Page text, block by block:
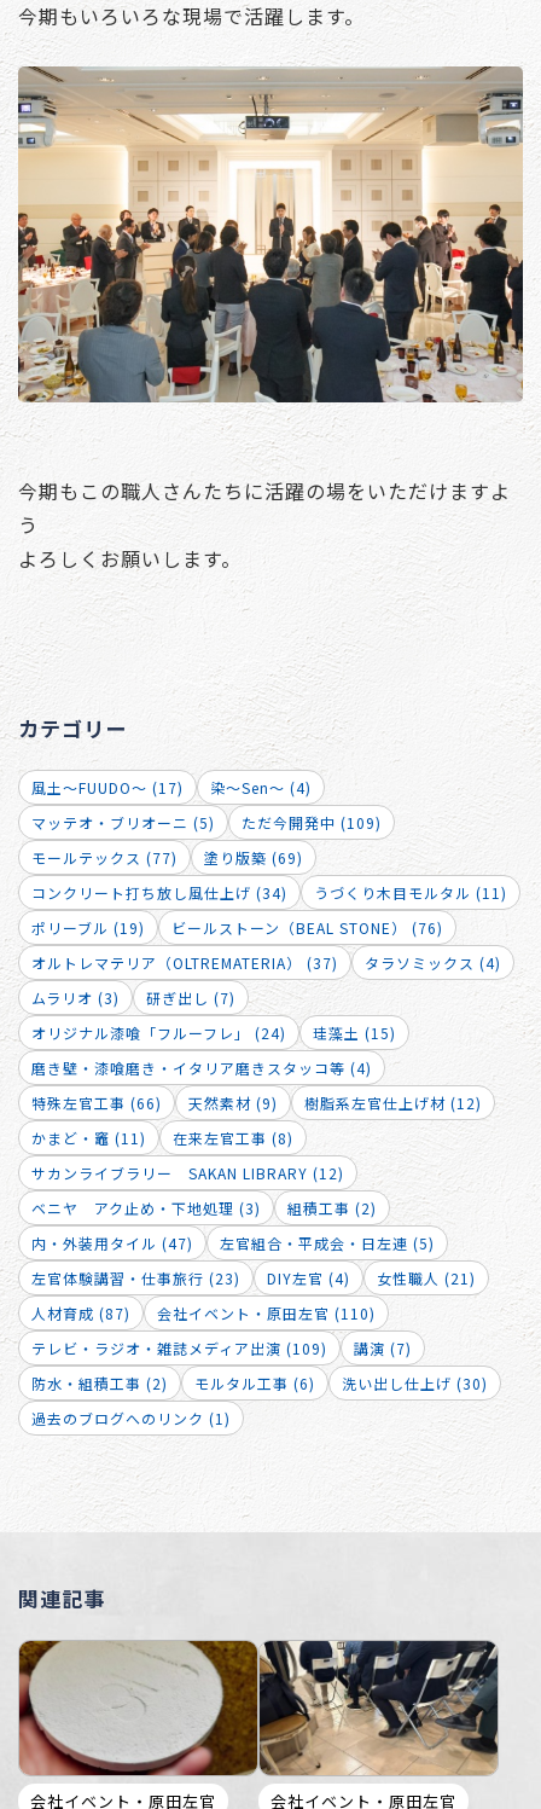
今期もいろいろな現場で活躍します。
今期もこの職人さんたちに活躍の場をいただけますよ
う
よろしくお願いします。
カテゴリー
風土～FUUDO～ (17)
染～Sen～ (4)
マッテオ・ブリオーニ (5)
ただ今開発中 (109)
モールテックス (77)
塗り版築 (69)
コンクリート打ち放し風仕上げ (34)
うづくり木目モルタル (11)
ポリーブル (19)
ビールストーン（BEAL STONE） (76)
オルトレマテリア（OLTREMATERIA） (37)
タラソミックス (4)
ムラリオ (3)
研ぎ出し (7)
オリジナル漆喰「フルーフレ」 (24)
珪藻土 (15)
磨き壁・漆喰磨き・イタリア磨きスタッコ等 (4)
特殊左官工事 (66)
天然素材 (9)
樹脂系左官仕上げ材 (12)
かまど・竈 (11)
在来左官工事 (8)
サカンライブラリー SAKAN LIBRARY (12)
ベニヤ アク止め・下地処理 (3)
組積工事 (2)
内・外装用タイル (47)
左官組合・平成会・日左連 (5)
左官体験講習・仕事旅行 (23)
DIY左官 (4)
女性職人 (21)
人材育成 (87)
会社イベント・原田左官 (110)
テレビ・ラジオ・雑誌メディア出演 (109)
講演 (7)
防水・組積工事 (2)
モルタル工事 (6)
洗い出し仕上げ (30)
過去のブログへのリンク (1)
関連記事
会社イベント・原田左官 会社イベント・原田左官